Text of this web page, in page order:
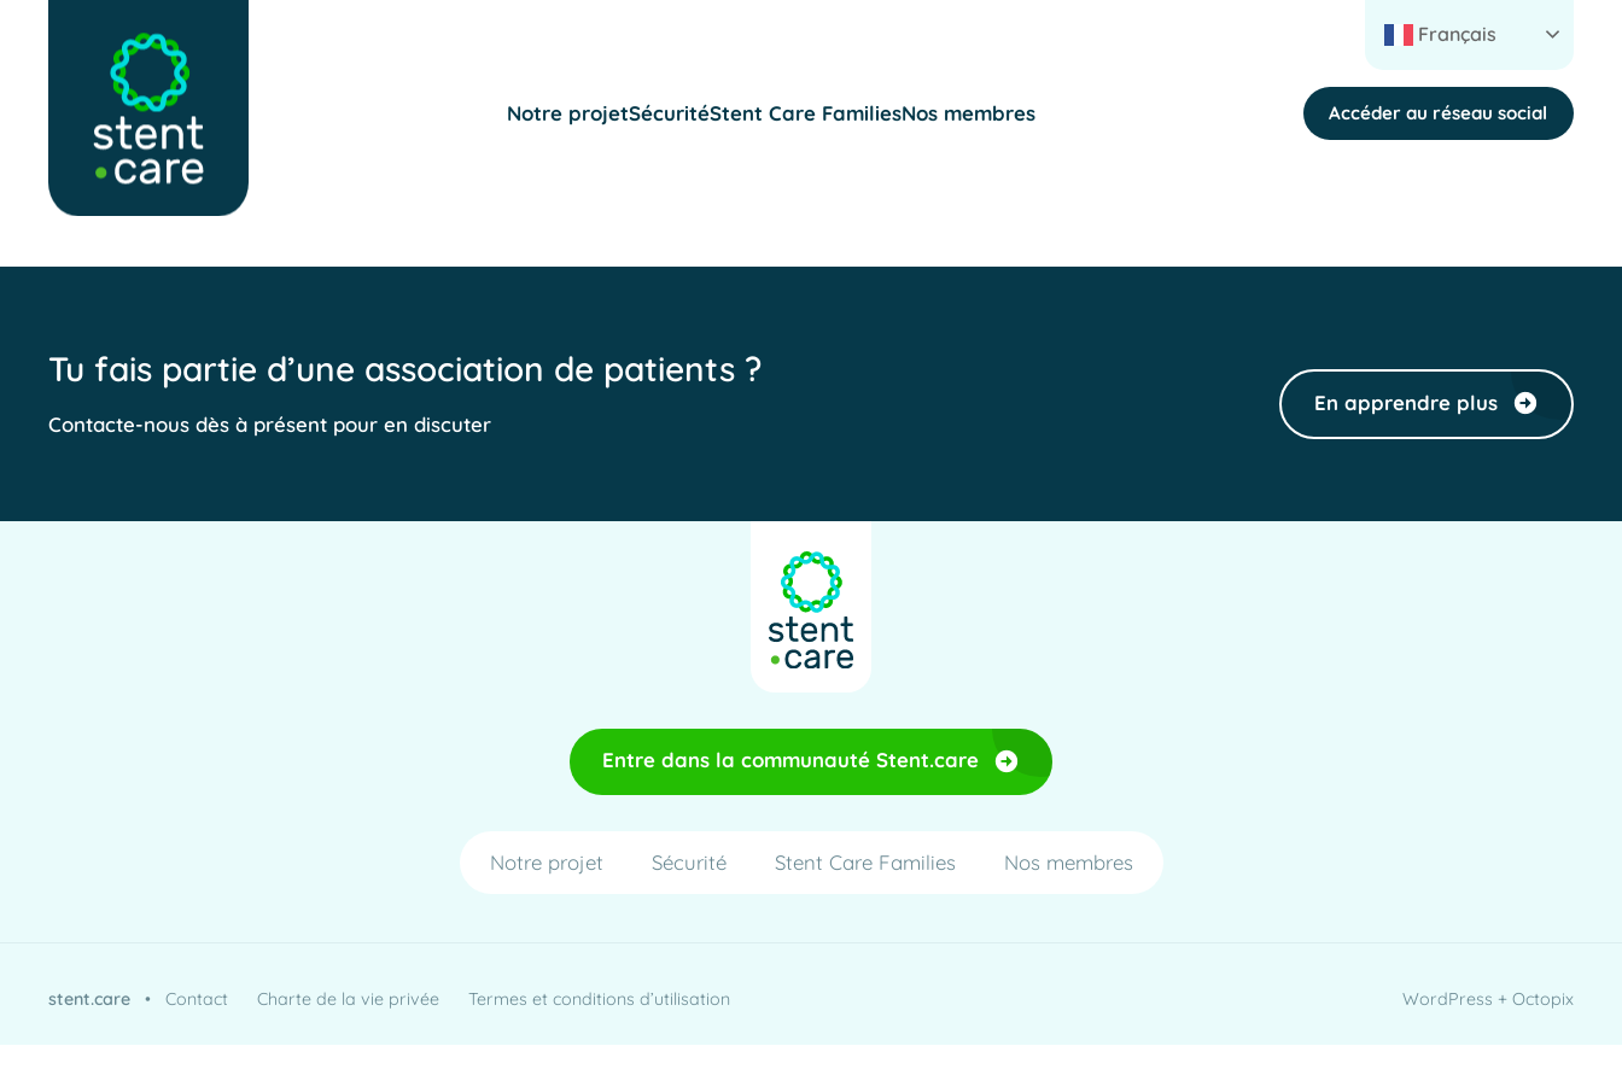
Français
Notre projetSécuritéStent Care FamiliesNos membres Accéder au réseau social
Tu fais partie d’une association de patients ?
Contacte-nous dès à présent pour en discuter
En apprendre plus
Entre dans la communauté Stent.care
Notre projet Sécurité Stent Care Families Nos membres
stent.care •Contact Charte de la vie privée Termes et conditions d’utilisation WordPress + Octopix